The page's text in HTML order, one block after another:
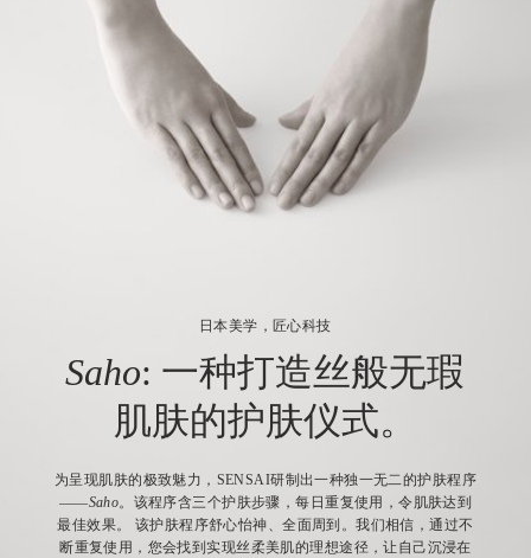
日本美学，匠心科技
Saho: 一种打造丝般无瑕
肌肤的护肤仪式。
为呈现肌肤的极致魅力，SENSAI研制出一种独一无二的护肤程序
——Saho。该程序含三个护肤步骤，每日重复使用，令肌肤达到
最佳效果。 该护肤程序舒心怡神、全面周到。我们相信，通过不
断重复使用，您会找到实现丝柔美肌的理想途径，让自己沉浸在